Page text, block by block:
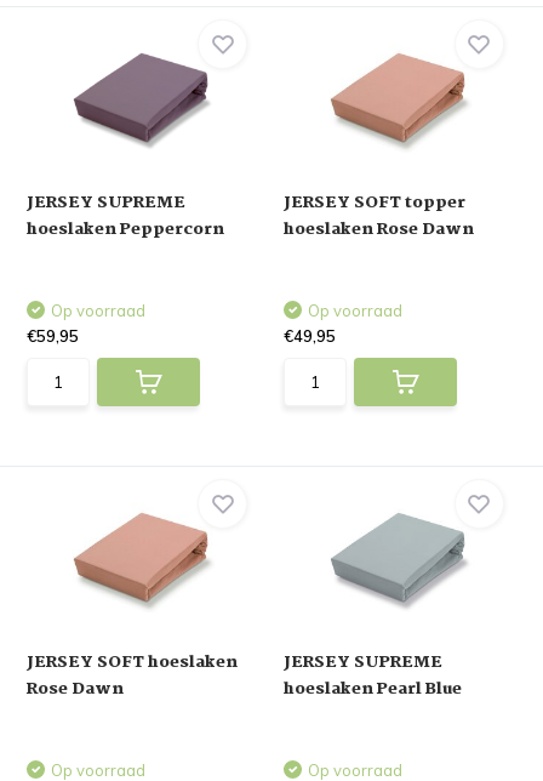
JERSEY SUPREME
hoeslaken Peppercorn
Op voorraad
€59,95
JERSEY SOFT topper
hoeslaken Rose Dawn
Op voorraad
€49,95
JERSEY SOFT hoeslaken
Rose Dawn
Op voorraad
JERSEY SUPREME
hoeslaken Pearl Blue
Op voorraad